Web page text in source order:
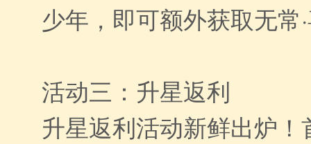
少年，即可额外获取无常
活动三：升星返利
升星返利活动新鲜出炉